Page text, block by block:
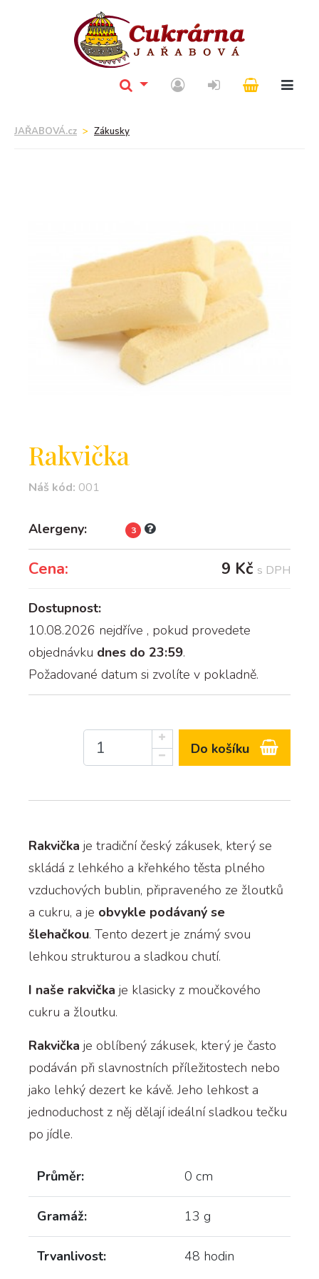
JAŘABOVÁ.cz Zákusky
Rakvička
Náš kód: 001
Alergeny: 3
Cena: 9 Kč s DPH
Dostupnost:
10.08.2026 nejdříve , pokud provedete
objednávku dnes do 23:59.
Požadované datum si zvolíte v pokladně.
Do košíku
Rakvička je tradiční český zákusek, který se
skládá z lehkého a křehkého těsta plného
vzduchových bublin, připraveného ze žloutků
a cukru, a je obvykle podávaný se
šlehačkou. Tento dezert je známý svou
lehkou strukturou a sladkou chutí.
I naše rakvička je klasicky z moučkového
cukru a žloutku.
Rakvička je oblíbený zákusek, který je často
podáván při slavnostních příležitostech nebo
jako lehký dezert ke kávě. Jeho lehkost a
jednoduchost z něj dělají ideální sladkou tečku
po jídle.
Průměr: 0 cm
Gramáž: 13 g
Trvanlivost: 48 hodin